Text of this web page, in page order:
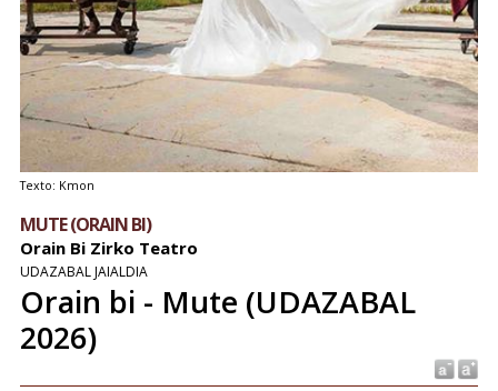
Texto: Kmon
MUTE (ORAIN BI)
Orain Bi Zirko Teatro
UDAZABAL JAIALDIA
Orain bi - Mute (UDAZABAL
2026)